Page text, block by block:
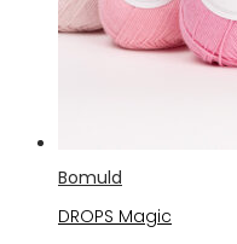
Bomuld
DROPS Magic